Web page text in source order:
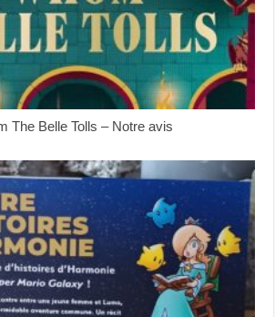
The Belle Tolls – Notre avis